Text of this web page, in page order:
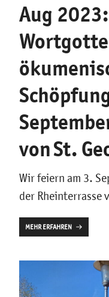
Aug 2023:
von St.
Wir feiern am 3.
der Rheinterrasse
MEHR ERFAHREN